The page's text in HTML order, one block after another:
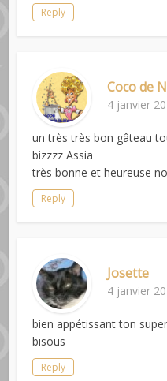
Reply
Coco de
4 janvier
un très très bon gâteau
bizzzz Assia
très bonne et heureuse
Reply
Josette
4 janvier
bien appétissant ton
bisous
Reply